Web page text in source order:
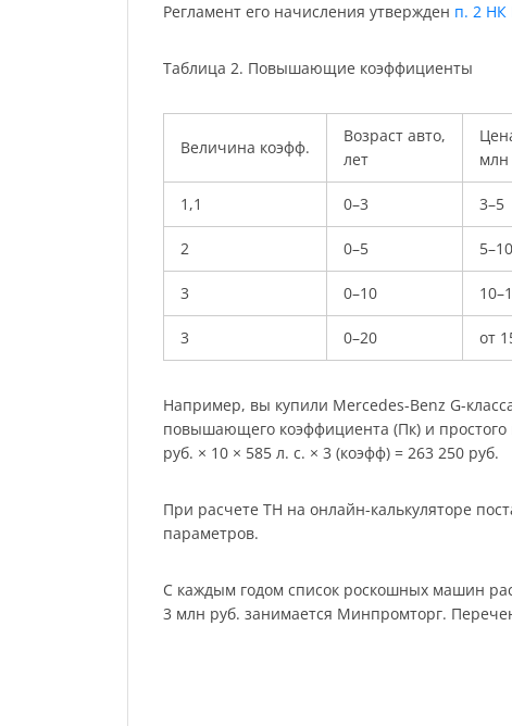
Регламент его начисления утвержден п. 2 НК
Таблица 2. Повышающие коэффициенты
Величина коэфф.
Возраст авто,
лет
млн
1,1 0–3 3–5
2 0–5 5–10
3 0–10
3 0–20 от
Например, вы купили Mercedes-Benz G-
повышающего коэффициента (Пк) и простого
руб. × 10 × 585 л. с. × 3 (коэфф) = 263 250 руб.
При расчете ТН на онлайн-калькуляторе
параметров.
С каждым годом список роскошных машин
3 млн руб. занимается Минпромторг.